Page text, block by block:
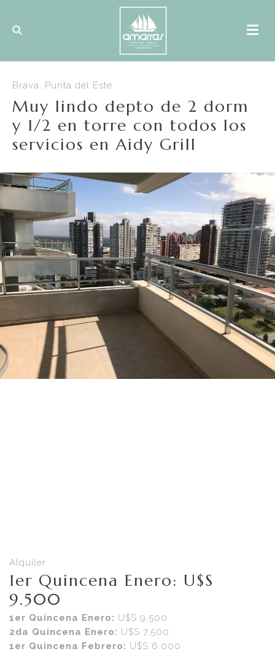
Brava, Punta del Este
Muy lindo depto de 2 dorm
y 1/2 en torre con todos los
servicios en Aidy Grill
Alquiler
1er Quincena Enero: U$S
9.500
1er Quincena Enero: U$S 9.500
2da Quincena Enero: U$S 7.500
1er Quincena Febrero: U$S 6.000